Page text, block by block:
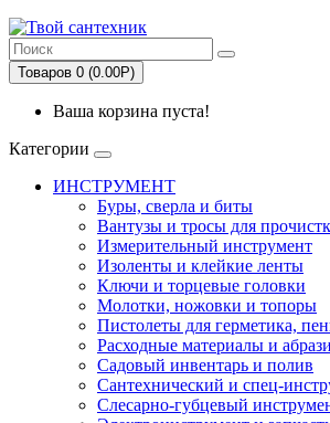
Товаров 0 (0.00Р)
Ваша корзина пуста!
Категории
ИНСТРУМЕНТ
Буры, сверла и биты
Вантузы и тросы для
Измерительный инструмент
Изоленты и клейкие ленты
Ключи и торцевые головки
Молотки, ножовки и топоры
Пистолеты для герметика,
Расходные материалы и
Садовый инвентарь и полив
Сантехнический и спец-
Слесарно-губцевый